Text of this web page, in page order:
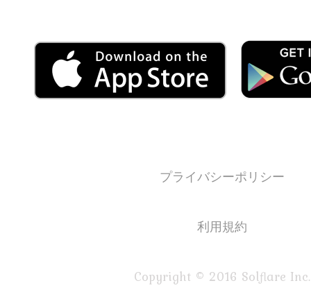
プライバシーポリシー
利用規約
Copyright © 2016 Solflare Inc.